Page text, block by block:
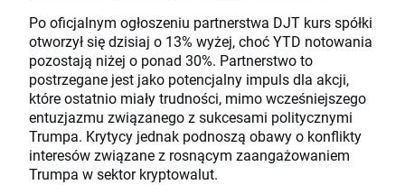
Po oficjalnym ogłoszeniu partnerstwa DJT kurs spółki
otworzył się dzisiaj o 13% wyżej, choć YTD notowania
pozostają niżej o ponad 30%. Partnerstwo to
postrzegane jest jako potencjalny impuls dla akcji,
które ostatnio miały trudności, mimo wcześniejszego
entuzjazmu związanego z sukcesami politycznymi
Trumpa. Krytycy jednak podnoszą obawy o konflikty
interesów związane z rosnącym zaangażowaniem
Trumpa w sektor kryptowalut.